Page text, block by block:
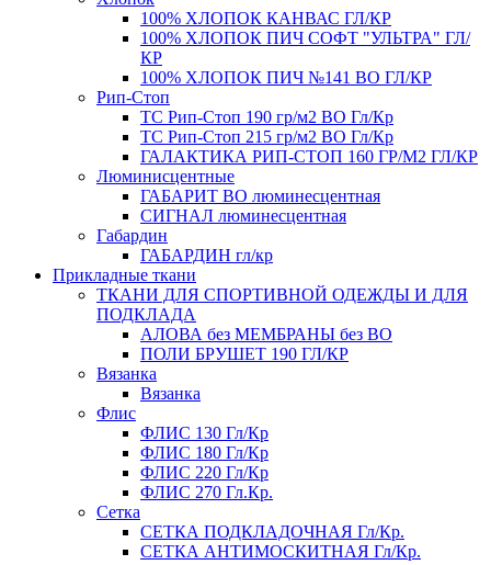
100% ХЛОПОК КАНВАС ГЛ/КР
100% ХЛОПОК ПИЧ СОФТ "УЛЬТРА" ГЛ/
КР
100% ХЛОПОК ПИЧ №141 ВО ГЛ/КР
Рип-Стоп
TC Рип-Стоп 190 гр/м2 ВО Гл/Кр
TC Рип-Стоп 215 гр/м2 ВО Гл/Кр
ГАЛАКТИКА РИП-СТОП 160 ГР/М2 ГЛ/КР
Люминисцентные
ГАБАРИТ ВО люминесцентная
СИГНАЛ люминесцентная
Габардин
ГАБАРДИН гл/кр
Прикладные ткани
ТКАНИ ДЛЯ СПОРТИВНОЙ ОДЕЖДЫ И ДЛЯ
ПОДКЛАДА
АЛОВА без МЕМБРАНЫ без ВО
ПОЛИ БРУШЕТ 190 ГЛ/КР
Вязанка
Вязанка
Флис
ФЛИС 130 Гл/Кр
ФЛИС 180 Гл/Кр
ФЛИС 220 Гл/Кр
ФЛИС 270 Гл.Кр.
Сетка
СЕТКА ПОДКЛАДОЧНАЯ Гл/Кр.
СЕТКА АНТИМОСКИТНАЯ Гл/Кр.